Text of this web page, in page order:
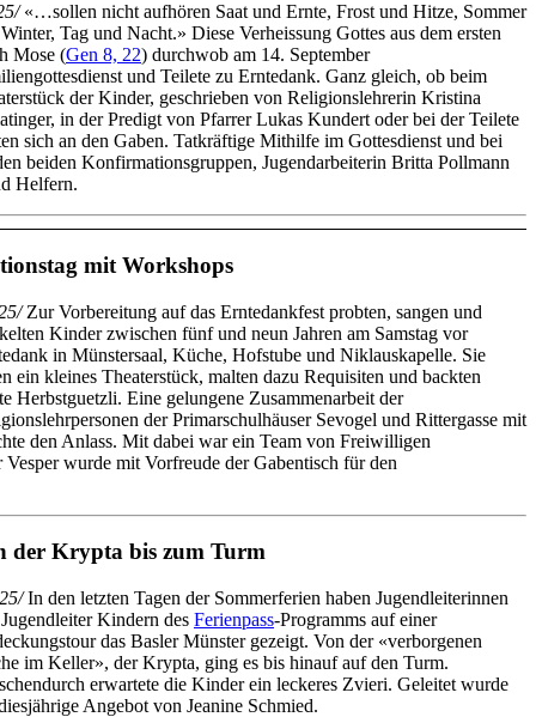
«…sollen nicht aufhören Saat und Ernte, Frost und Hitze, Sommer
Tag und Nacht.» Diese Verheissung Gottes aus dem ersten
Mose (Gen 8, 22) durchwob am 14. September
und Teilete zu Erntedank. Ganz gleich, ob beim
der Kinder, geschrieben von Religionslehrerin Kristina
in der Predigt von Pfarrer Lukas Kundert oder bei der Teilete
sich an den Gaben. Tatkräftige Mithilfe im Gottesdienst und bei
beiden Konfirmationsgruppen, Jugendarbeiterin Britta Pollmann
Helfern.
mit Workshops
Zur Vorbereitung auf das Erntedankfest probten, sangen und
Kinder zwischen fünf und neun Jahren am Samstag vor
in Münstersaal, Küche, Hofstube und Niklauskapelle. Sie
ein kleines Theaterstück, malten dazu Requisiten und backten
Herbstguetzli. Eine gelungene Zusammenarbeit der
der Primarschulhäuser Sevogel und Rittergasse mit
den Anlass. Mit dabei war ein Team von Freiwilligen
wurde mit Vorfreude der Gabentisch für den
der Krypta bis zum Turm
In den letzten Tagen der Sommerferien haben Jugendleiterinnen
Kindern des Ferienpass-Programms auf einer
das Basler Münster gezeigt. Von der «verborgenen
im Keller», der Krypta, ging es bis hinauf auf den Turm.
erwartete die Kinder ein leckeres Zvieri. Geleitet wurde
Angebot von Jeanine Schmied.